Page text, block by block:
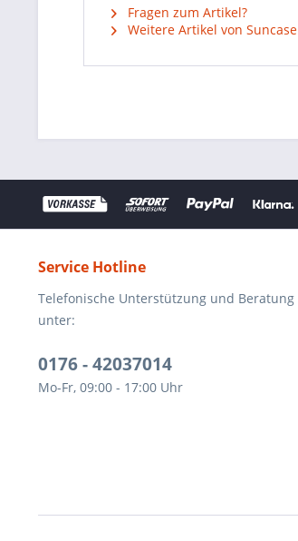
Fragen zum Artikel?
Weitere Artikel von Suncase
Service Hotline
Telefonische Unterstützung und Beratung
unter:
0176 - 42037014
Mo-Fr, 09:00 - 17:00 Uhr